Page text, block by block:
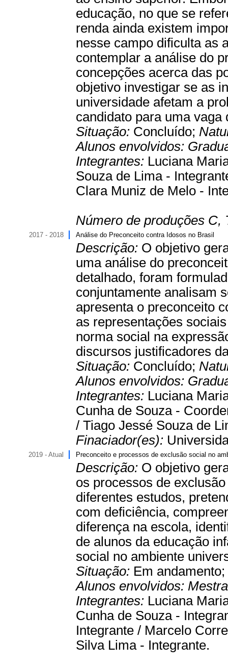
educação, no que se
renda ainda existem
nesse campo dificulta as
contemplar a análise do
concepções acerca das
objetivo investigar se as
universidade afetam a
candidato para uma vaga
Situação: Concluído;
Alunos envolvidos:
Integrantes: Luciana
Souza de Lima -
Clara Muniz de Melo -
Número de produções C,
2017 - 2018 Análise do Preconceito contra Idosos no Brasil
Descrição: O objetivo
uma análise do
detalhado, foram
conjuntamente analisam
apresenta o preconceito
as representações
norma social na
discursos justificadores
Situação: Concluído;
Alunos envolvidos:
Integrantes: Luciana
Cunha de Souza -
/ Tiago Jessé Souza de
Finaciador(es):
2019 - Atual Preconceito e processos de exclusão social no
Descrição: O objetivo
os processos de
diferentes estudos,
com deficiência,
diferença na escola,
de alunos da educação
social no ambiente
Situação: Em andamento;
Alunos envolvidos:
Integrantes: Luciana
Cunha de Souza -
Integrante / Marcelo
Silva Lima - Integrante.